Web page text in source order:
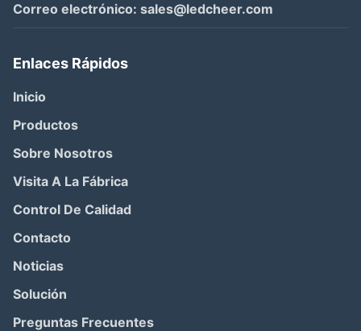
Correo electrónico: sales@ledcheer.com
Enlaces Rápidos
Inicio
Productos
Sobre Nosotros
Visita A La Fábrica
Control De Calidad
Contacto
Noticias
Solución
Preguntas Frecuentes